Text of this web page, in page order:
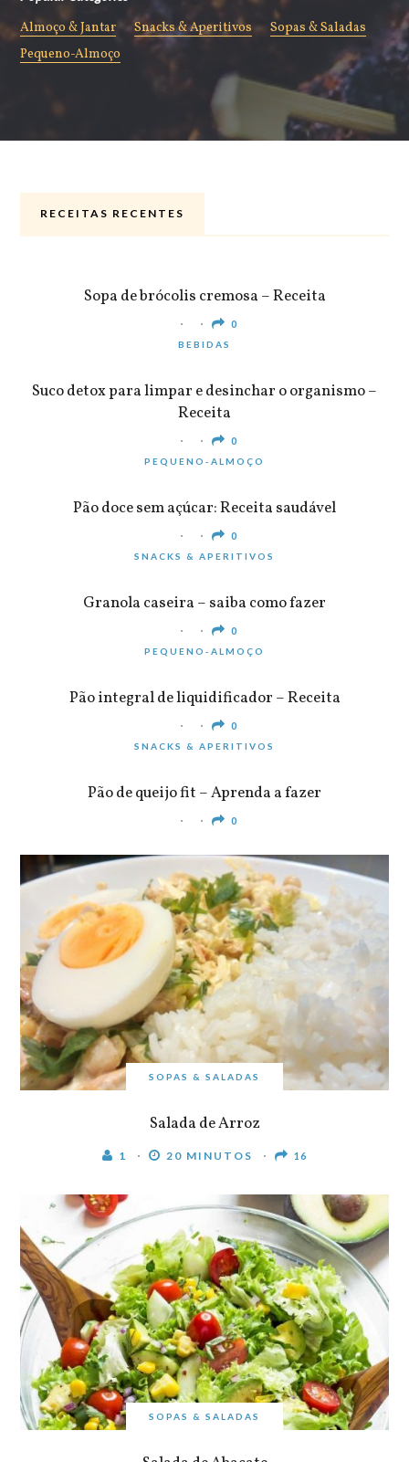
Almoço & Jantar Snacks & Aperitivos
Sopas & Saladas
Pequeno-Almoço
RECEITAS RECENTES
Sopa de brócolis cremosa – Receita
0
BEBIDAS
Suco detox para limpar e desinchar o organismo –
Receita
0
PEQUENO-ALMOÇO
Pão doce sem açúcar: Receita saudável
0
SNACKS & APERITIVOS
Granola caseira – saiba como fazer
0
PEQUENO-ALMOÇO
Pão integral de liquidificador – Receita
0
SNACKS & APERITIVOS
Pão de queijo fit – Aprenda a fazer
0
SOPAS & SALADAS
Salada de Arroz
1 20 MINUTOS 16
SOPAS & SALADAS